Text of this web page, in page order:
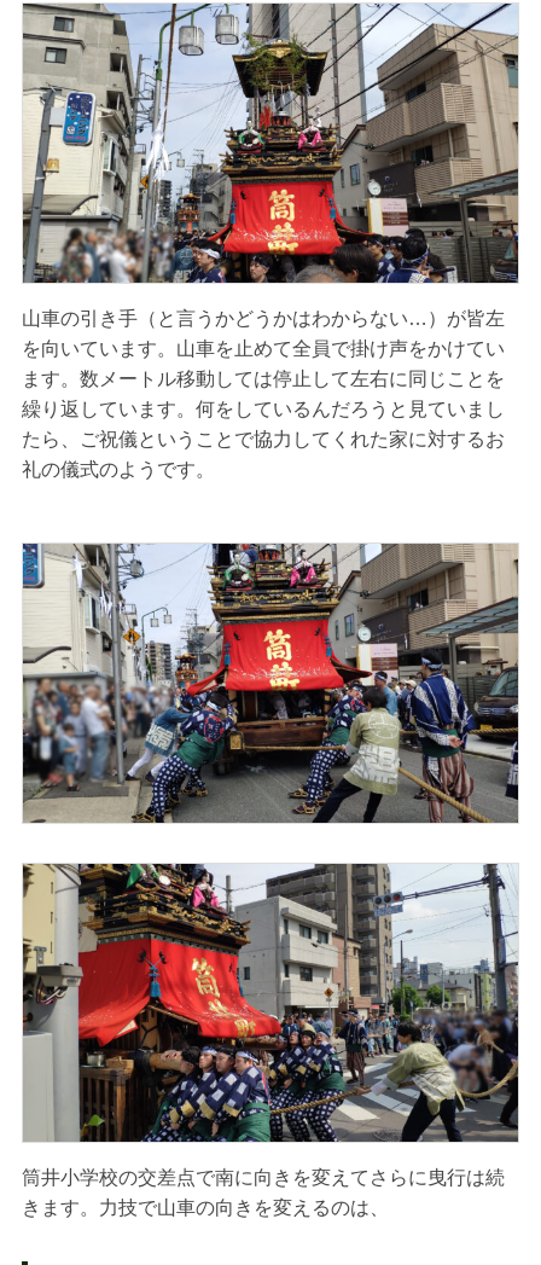
山車の引き手（と言うかどうかはわからない…）が皆左
を向いています。山車を止めて全員で掛け声をかけてい
ます。数メートル移動しては停止して左右に同じことを
繰り返しています。何をしているんだろうと見ていまし
たら、ご祝儀ということで協力してくれた家に対するお
礼の儀式のようです。
筒井小学校の交差点で南に向きを変えてさらに曳行は続
きます。力技で山車の向きを変えるのは、